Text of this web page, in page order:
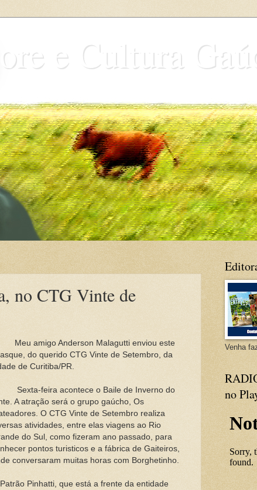
e Cultura
no CTG Vinte de
amigo Anderson Malagutti enviou este
do querido CTG Vinte de Setembro, da
de Curitiba/PR.
feira acontece o Baile de Inverno do
A atração será o grupo gaúcho, Os
O CTG Vinte de Setembro realiza
atividades, entre elas viagens ao Rio
do Sul, como fizeram ano passado, para
pontos turisticos e a fábrica de Gaiteiros,
conversaram muitas horas com Borghetinho.
Pinhatti, que está a frente da entidade
Venha
no